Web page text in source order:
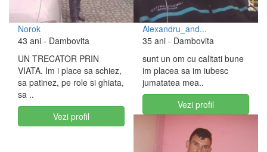
Norok
43 ani - Dambovita
UN TRECATOR PRIN
VIATA. Im i place sa schiez,
sa patinez, pe role si ghiata,
sa ..
Vezi profil
Alexandru_and...
35 ani - Dambovita
sunt un om cu calitati bune
im placea sa im iubesc
jumatatea mea..
Vezi profil